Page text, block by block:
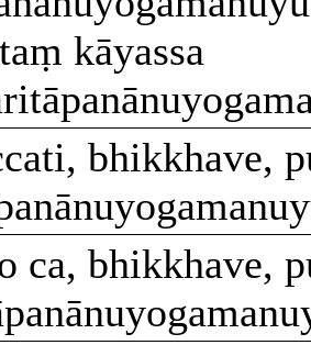
kāyassa
bhikkhave,
ca, bhikkhave,